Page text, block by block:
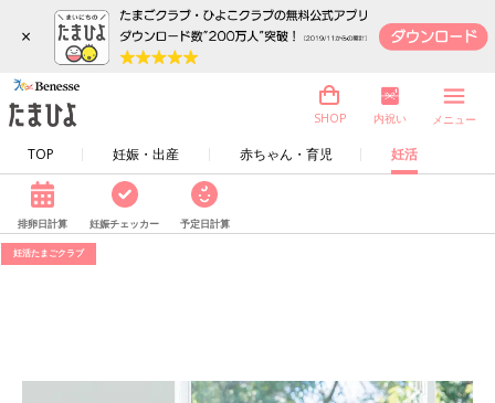
×
TOP 妊娠・出産 赤ちゃん・育児 妊活
SHOP 内祝い メニュー
排卵日計算 妊娠チェッカー 予定日計算
妊活たまごクラブ